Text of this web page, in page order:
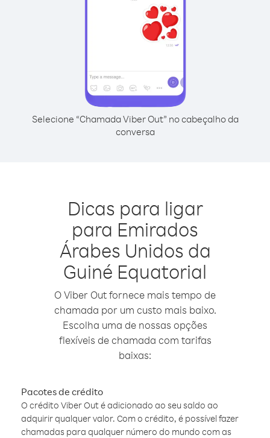
Selecione “Chamada Viber Out” no cabeçalho da
conversa
Dicas para ligar
para Emirados
Árabes Unidos da
Guiné Equatorial
O Viber Out fornece mais tempo de
chamada por um custo mais baixo.
Escolha uma de nossas opções
flexíveis de chamada com tarifas
baixas:
Pacotes de crédito
O crédito Viber Out é adicionado ao seu saldo ao
adquirir qualquer valor. Com o crédito, é possível fazer
chamadas para qualquer número do mundo com as